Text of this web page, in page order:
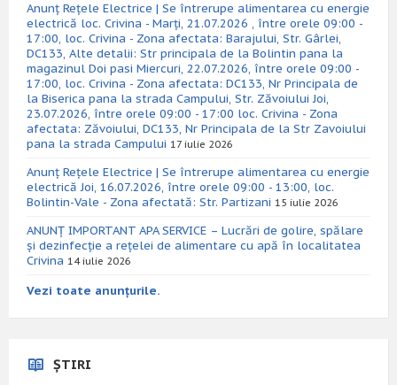
Anunț Rețele Electrice | Se întrerupe alimentarea cu energie
electrică loc. Crivina - Marți, 21.07.2026 , între orele 09:00 -
17:00, loc. Crivina - Zona afectata: Barajului, Str. Gârlei,
DC133, Alte detalii: Str principala de la Bolintin pana la
magazinul Doi pasi Miercuri, 22.07.2026, între orele 09:00 -
17:00, loc. Crivina - Zona afectata: DC133, Nr Principala de
la Biserica pana la strada Campului, Str. Zăvoiului Joi,
23.07.2026, între orele 09:00 - 17:00 loc. Crivina - Zona
afectata: Zăvoiului, DC133, Nr Principala de la Str Zavoiului
pana la strada Campului 17 iulie 2026
Anunț Rețele Electrice | Se întrerupe alimentarea cu energie
electrică Joi, 16.07.2026, între orele 09:00 - 13:00, loc.
Bolintin-Vale - Zona afectată: Str. Partizani 15 iulie 2026
ANUNȚ IMPORTANT APA SERVICE – Lucrări de golire, spălare
și dezinfecție a rețelei de alimentare cu apă în localitatea
Crivina 14 iulie 2026
Vezi toate anunțurile.
ȘTIRI